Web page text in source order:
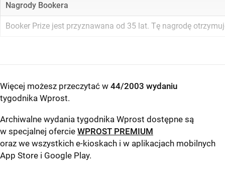
Nagrody Bookera
Booker Prize jest przyznawana od 35 lat. Tę nagrodę
Więcej możesz przeczytać w 44/2003 wydaniu
tygodnika Wprost.
Archiwalne wydania tygodnika Wprost dostępne są
w specjalnej ofercie WPROST PREMIUM
oraz we wszystkich e-kioskach i w aplikacjach mobilnych
App Store i Google Play.